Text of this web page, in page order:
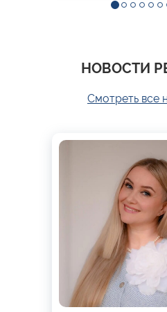
НОВОСТИ
Смотреть все